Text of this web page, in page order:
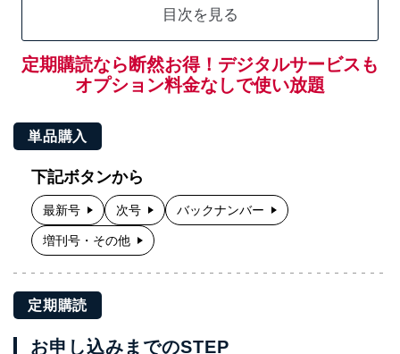
目次を見る
定期購読なら断然お得！デジタルサービスも
オプション料金なしで使い放題
単品購入
下記ボタンから
最新号 次号 バックナンバー
増刊号・その他
定期購読
お申し込みまでのSTEP